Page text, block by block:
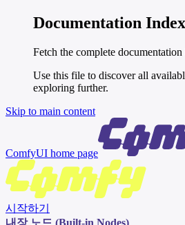
Documentation Index
Fetch the complete documentation
Use this file to discover all
exploring further.
Skip to main content
ComfyUI home page
시작하기
내장 노드 (Built-in Nodes)